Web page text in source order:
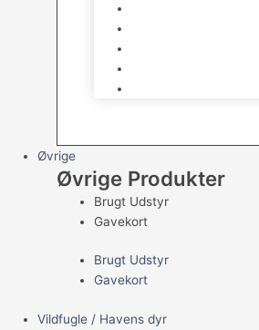
Øvrige
Øvrige Produkter
Brugt Udstyr
Gavekort
Brugt Udstyr
Gavekort
Vildfugle / Havens dyr